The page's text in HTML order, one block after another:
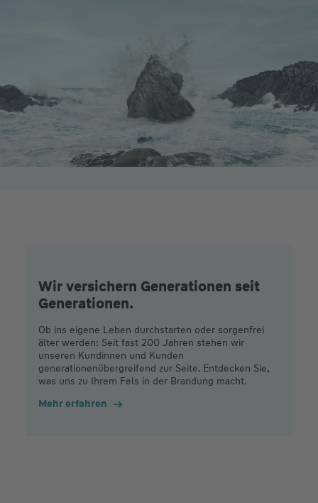
Wir versichern Generationen seit
Generationen.
Ob ins eigene Leben durchstarten oder sorgenfrei
älter werden: Seit fast 200 Jahren stehen wir
unseren Kundinnen und Kunden
generationenübergreifend zur Seite. Entdecken Sie,
was uns zu Ihrem Fels in der Brandung macht.
Mehr erfahren